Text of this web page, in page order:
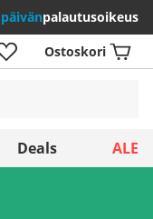
palautusoikeus
Ostoskori
Deals ALE